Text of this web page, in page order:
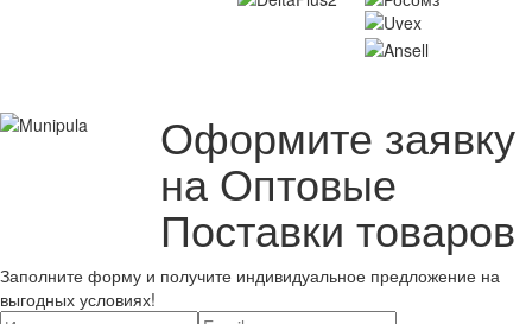
Оформите заявку
на Оптовые
Поставки товаров
Заполните форму и получите индивидуальное предложение на
выгодных условиях!